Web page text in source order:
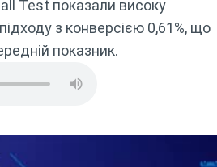
Test показали високу
з конверсією 0,61%, що
показник.